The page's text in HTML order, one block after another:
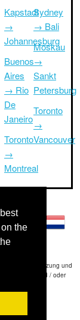
the
Kapstadt
→
Johannesburg
Buenos
Aires
→ Rio
De
Janeiro
Toronto
→
Montreal
Sydney
→ Bali
Moskau
→
Sankt
Petersburg
Toronto
→
Vancouver
beste Schätzung und
und / oder